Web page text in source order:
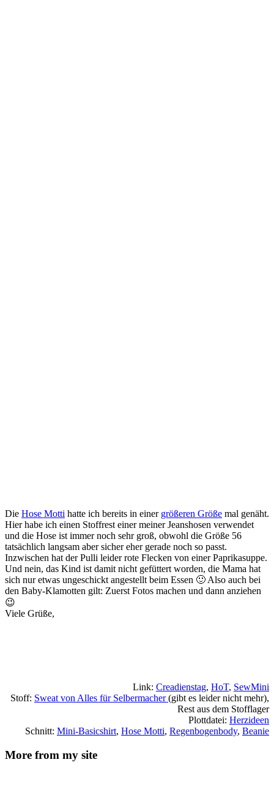
Die Hose Motti hatte ich bereits in einer größeren Größe mal genäht.
Hier habe ich einen Stoffrest einer meiner Jeanshosen verwendet
und die Hose ist immer noch sehr groß, obwohl die Größe 56
tatsächlich langsam aber sicher eher gerade noch so passt.
Inzwischen hat der Pulli leider rote Flecken von einer Paprikasuppe.
Und nein, das Kind ist damit nicht gefüttert worden, die Mama hat
sich nur etwas ungeschickt angestellt beim Essen 🙂 Also auch bei
den Baby-Klamotten gilt: Zuerst Fotos machen und dann anziehen
😉
Viele Grüße,
Link: Creadienstag, HoT, SewMini
Stoff: Sweat von Alles für Selbermacher(gibt es leider nicht mehr),
Rest aus dem Stofflager
Plottdatei: Herzideen
Schnitt: Mini-Basicshirt, Hose Motti, Regenbogenbody, Beanie
More from my site